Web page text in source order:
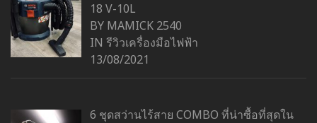
18 V-10L
BY MAMICK 2540
IN รีวิวเครื่องมือไฟฟ้า
13/08/2021
6 ชุดสว่านไร้สาย COMBO ที่น่าซื้อที่สุดใน